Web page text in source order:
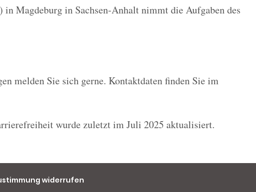
Magdeburg in Sachsen-Anhalt nimmt die Aufgaben des
melden Sie sich gerne. Kontaktdaten finden Sie im
wurde zuletzt im Juli 2025 aktualisiert.
widerrufen